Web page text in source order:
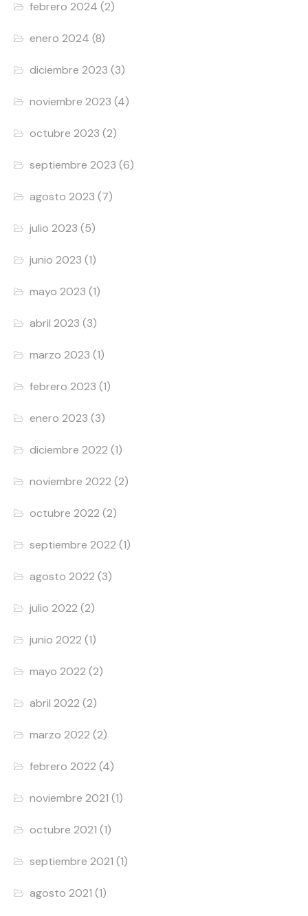
febrero 2024 (2)
enero 2024 (8)
diciembre 2023 (3)
noviembre 2023 (4)
octubre 2023 (2)
septiembre 2023 (6)
agosto 2023 (7)
julio 2023 (5)
junio 2023 (1)
mayo 2023 (1)
abril 2023 (3)
marzo 2023 (1)
febrero 2023 (1)
enero 2023 (3)
diciembre 2022 (1)
noviembre 2022 (2)
octubre 2022 (2)
septiembre 2022 (1)
agosto 2022 (3)
julio 2022 (2)
junio 2022 (1)
mayo 2022 (2)
abril 2022 (2)
marzo 2022 (2)
febrero 2022 (4)
noviembre 2021 (1)
octubre 2021 (1)
septiembre 2021 (1)
agosto 2021 (1)